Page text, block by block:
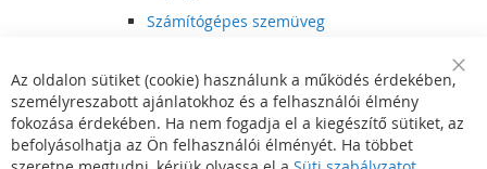
Számítógépes szemüveg
Hajvágó kiegészítő
Szórakoztató elektronika
Multimédia
DVD, BluRay lejátszó
Bar
Az oldalon sütiket (cookie) használunk a működés érdekében,
személyreszabott ajánlatokhoz és a felhasználói élmény
fokozása érdekében. Ha nem fogadja el a kiegészítő sütiket, az
befolyásolhatja az Ön felhasználói élményét. Ha többet